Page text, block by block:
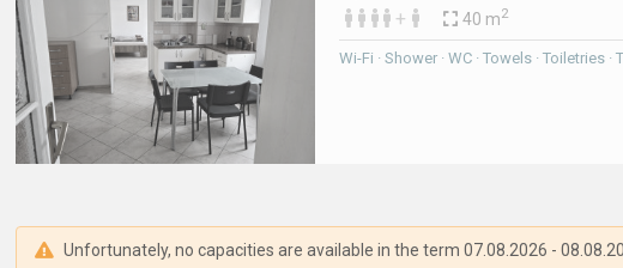
+ 40 m2
Wi-Fi · Shower · WC · Towels · Toiletries
Unfortunately, no capacities are available in the term 07.08.2026 -